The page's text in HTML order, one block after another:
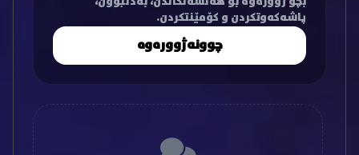
پاشەکەوتکردن و کۆمێنتکردن.
چوونەژوورەوە